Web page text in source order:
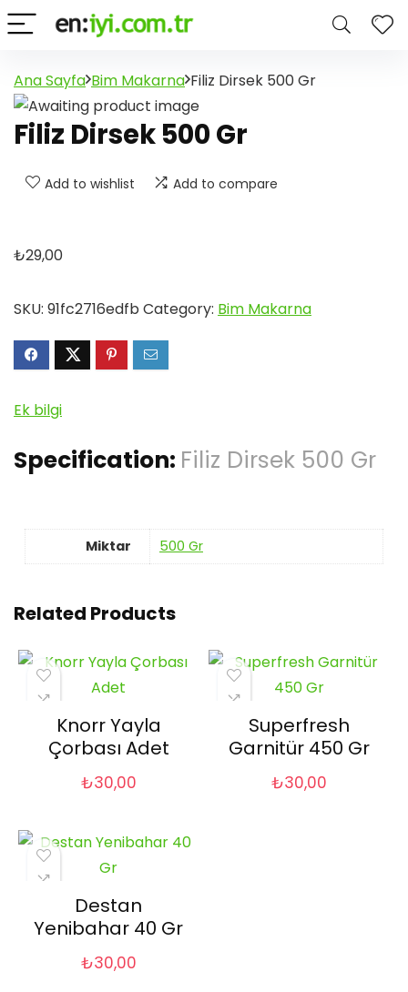
Ana Sayfa Bim Makarna Filiz Dirsek 500 Gr
Filiz Dirsek 500 Gr
Add to wishlist Add to compare
₺29,00
SKU: 91fc2716edfb Category: Bim Makarna
Ek bilgi
Specification: Filiz Dirsek 500 Gr
Miktar 500 Gr
Related Products
Knorr Yayla
Çorbası Adet
₺30,00
Superfresh
Garnitür 450 Gr
₺30,00
Destan
Yenibahar 40 Gr
₺30,00